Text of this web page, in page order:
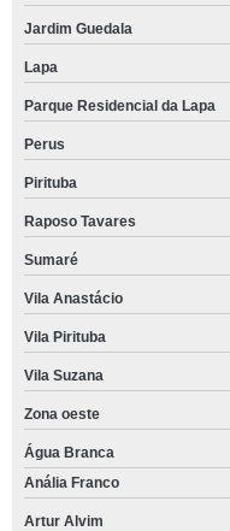
Jardim Guedala
Lapa
Parque Residencial da Lapa
Perus
Pirituba
Raposo Tavares
Sumaré
Vila Anastácio
Vila Pirituba
Vila Suzana
Zona oeste
Água Branca
Anália Franco
Artur Alvim